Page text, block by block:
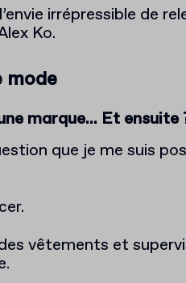
irrépressible de
Ko.
mode
marque… Et ensuite
que je me suis
vêtements et